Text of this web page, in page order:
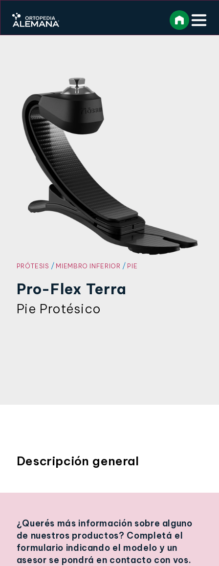
PRÓTESIS / MIEMBRO INFERIOR / PIE
Pro-Flex Terra
Pie Protésico
Descripción general
¿Querés más información sobre alguno
de nuestros productos? Completá el
formulario indicando el modelo y un
asesor se pondrá en contacto con vos.